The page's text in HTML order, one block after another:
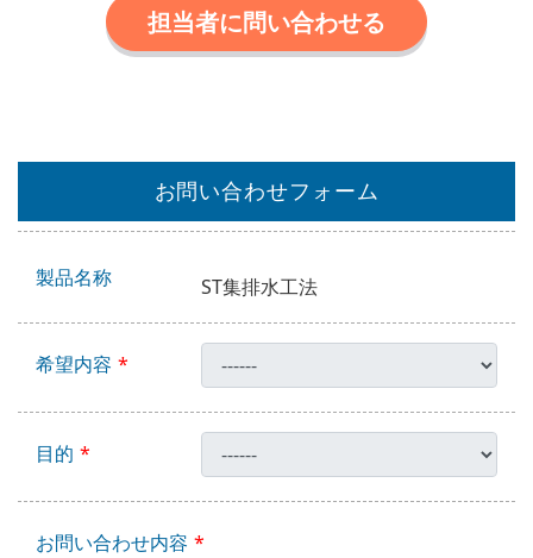
担当者に問い合わせる
お問い合わせフォーム
製品名称 ST集排水工法
希望内容
目的
お問い合わせ内容